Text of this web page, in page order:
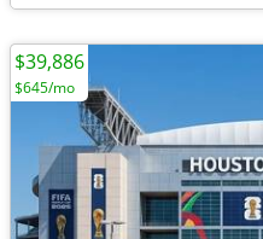
$39,886
$645/mo